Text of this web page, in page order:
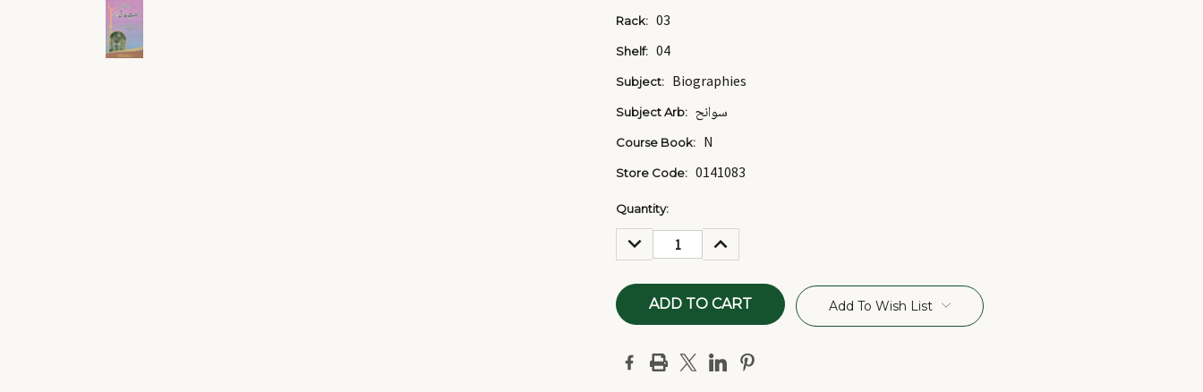
Rack: 03
Shelf: 04
Subject: Biographies
Subject Arb: سوانح
Course Book: N
Store Code: 0141083
Current
Stock:
Quantity:
DECREASE
QUANTITY:
INCREASE
QUANTITY:
Add To Wish List